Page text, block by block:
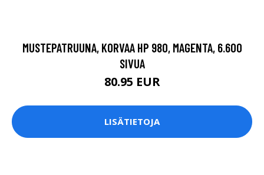
MUSTEPATRUUNA, KORVAA HP 980, MAGENTA, 6.600
SIVUA
80.95 EUR
LISÄTIETOJA